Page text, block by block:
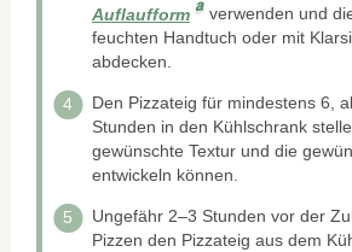
Auflaufform
verwenden und
feuchten Handtuch oder mit
abdecken.
Den Pizzateig für mindestens 6,
Stunden in den Kühlschrank
gewünschte Textur und die
entwickeln können.
Ungefähr 2–3 Stunden vor der
Pizzen den Pizzateig aus dem